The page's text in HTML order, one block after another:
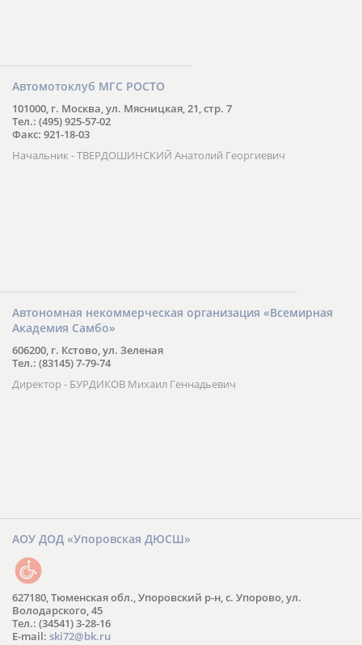
Автомотоклуб МГС РОСТО
101000, г. Москва, ул. Мясницкая, 21, стр. 7
Тел.: (495) 925-57-02
Факс: 921-18-03
Начальник - ТВЕРДОШИНСКИЙ Анатолий Георгиевич
Автономная некоммерческая организация «Всемирная
Академия Самбо»
606200, г. Кстово, ул. Зеленая
Тел.: (83145) 7-79-74
Директор - БУРДИКОВ Михаил Геннадьевич
АОУ ДОД «Упоровская ДЮСШ»
627180, Тюменская обл., Упоровский р-н, с. Упорово, ул.
Володарского, 45
Тел.: (34541) 3-28-16
E-mail: ski72@bk.ru